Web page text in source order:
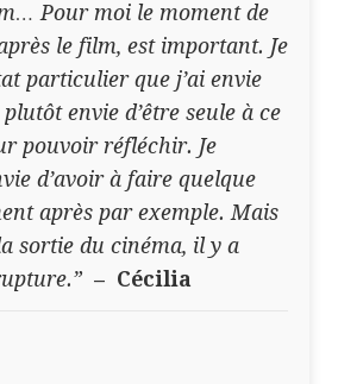
Pour moi le moment de
le film, est important. Je
particulier que j’ai envie
envie d’être seule à ce
pouvoir réfléchir. Je
d’avoir à faire quelque
après par exemple. Mais
sortie du cinéma, il y a
– Cécilia